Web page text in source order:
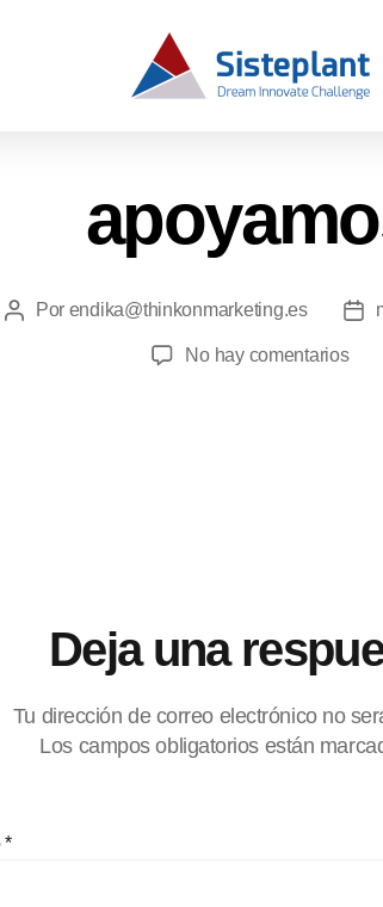
Por endika@thinkonmarketing.es
No hay comentarios
Deja una
Tu dirección de correo electrónico no
Los campos obligatorios están
*